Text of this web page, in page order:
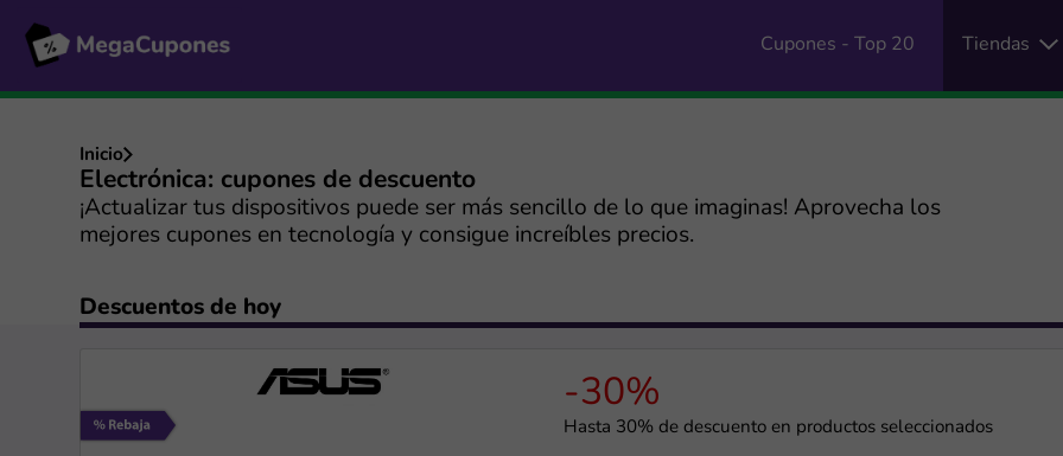
Cupones - Top 20 Tiendas
Inicio
Electrónica: cupones de descuento
¡Actualizar tus dispositivos puede ser más sencillo de lo que imaginas! Aprovecha los
mejores cupones en tecnología y consigue increíbles precios.
Descuentos de hoy
-30%
Hasta 30% de descuento en productos seleccionados